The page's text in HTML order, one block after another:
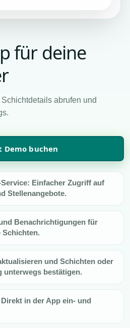
für deine
abrufen und
Demo buchen
Service: Einfacher Zugriff auf
Stellenangebote.
Benachrichtigungen für
Schichten.
und Schichten oder
unterwegs bestätigen.
in der App ein- und